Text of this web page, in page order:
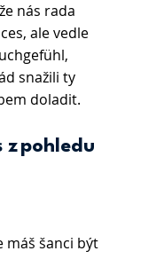
nás rada
ale vedle
snažili ty
doladit.
pohledu
máš šanci být